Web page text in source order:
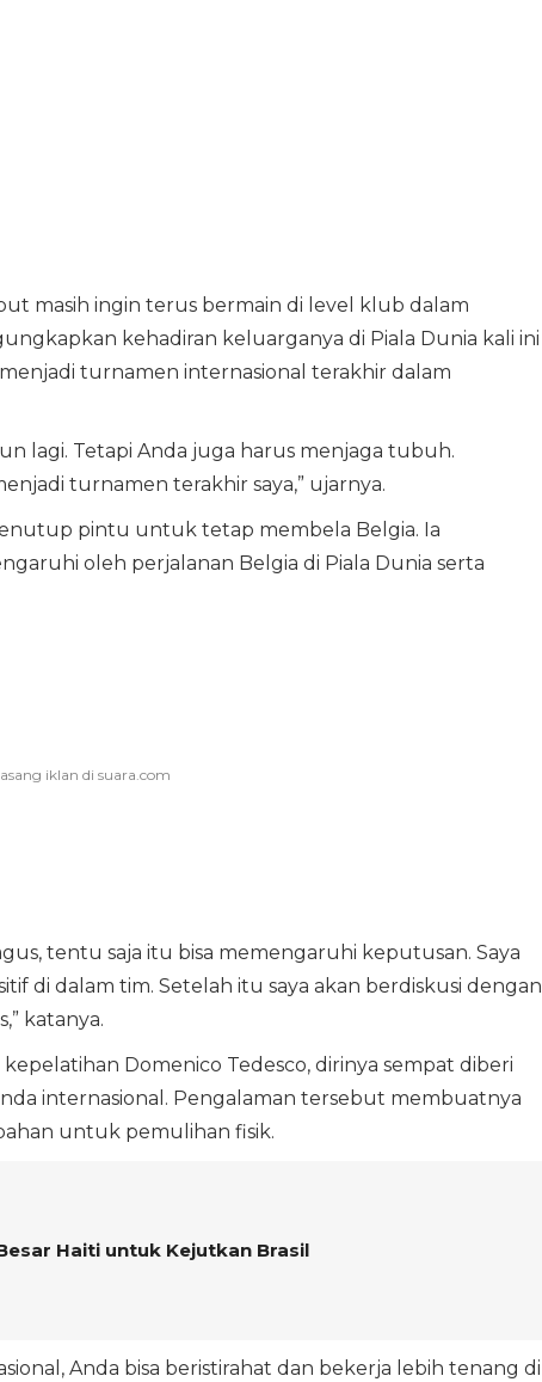
masih ingin terus bermain di level klub dalam
kehadiran keluarganya di Piala Dunia kali ini
turnamen internasional terakhir dalam
lagi. Tetapi Anda juga harus menjaga tubuh.
turnamen terakhir saya,” ujarnya.
pintu untuk tetap membela Belgia. Ia
oleh perjalanan Belgia di Piala Dunia serta
tentu saja itu bisa memengaruhi keputusan. Saya
di dalam tim. Setelah itu saya akan berdiskusi dengan
katanya.
Domenico Tedesco, dirinya sempat diberi
internasional. Pengalaman tersebut membuatnya
untuk pemulihan fisik.
Haiti untuk Kejutkan Brasil
Anda bisa beristirahat dan bekerja lebih tenang di